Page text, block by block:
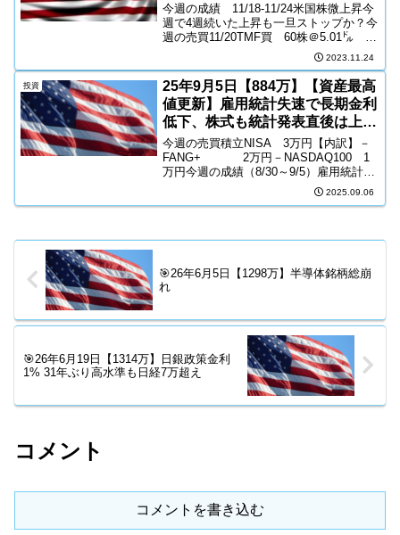
今週の成績 11/18-11/24米国株微上昇今
週で4週続いた上昇も一旦ストップか？今
週の売買11/20TMF買 60株＠5.01㌦
NISA11/22投信レバナス売 +0.5万円投
信全世界株売 +0.1万円→合計15万円現
金化PFF買 1...
2023.11.24
投資
25年9月5日【884万】【資産最高
値更新】雇用統計失速で長期金利
低下、株式も統計発表直後は上げ
るが終盤下落の金曜日
今週の売買積立NISA 3万円【内訳】－
FANG+ 2万円－NASDAQ100 1
万円今週の成績（8/30～9/5）雇用統計待
ちに待った予想割れ７万５千人予想 ➡ ２
万２千人の結果雇用統計の発表を受け
2025.09.06
🎯26年6月5日【1298万】半導体銘柄総崩
れ
🎯26年6月19日【1314万】日銀政策金利
1% 31年ぶり高水準も日経7万超え
コメント
コメントを書き込む